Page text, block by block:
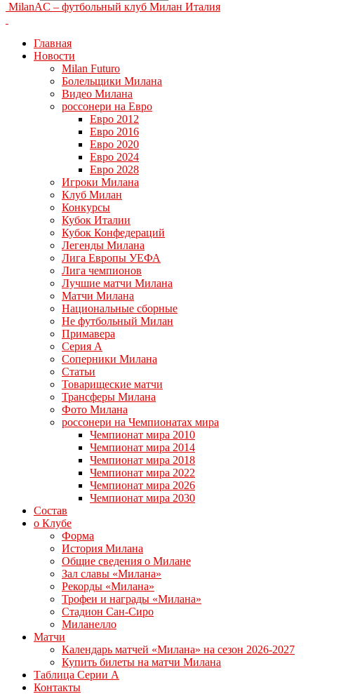
MilanAC – футбольный клуб Милан Италия
Главная
Новости
Milan Futuro
Болельщики Милана
Видео Милана
россонери на Евро
Евро 2012
Евро 2016
Евро 2020
Евро 2024
Евро 2028
Игроки Милана
Клуб Милан
Конкурсы
Кубок Италии
Кубок Конфедераций
Легенды Милана
Лига Европы УЕФА
Лига чемпионов
Лучшие матчи Милана
Матчи Милана
Национальные сборные
Не футбольный Милан
Примавера
Серия А
Соперники Милана
Статьи
Товарищеские матчи
Трансферы Милана
Фото Милана
россонери на Чемпионатах мира
Чемпионат мира 2010
Чемпионат мира 2014
Чемпионат мира 2018
Чемпионат мира 2022
Чемпионат мира 2026
Чемпионат мира 2030
Состав
о Клубе
Форма
История Милана
Общие сведения о Милане
Зал славы «Милана»
Рекорды «Милана»
Трофеи и награды «Милана»
Стадион Сан-Сиро
Миланелло
Матчи
Календарь матчей «Милана» на сезон 2026-2027
Купить билеты на матчи Милана
Таблица Серии А
Контакты